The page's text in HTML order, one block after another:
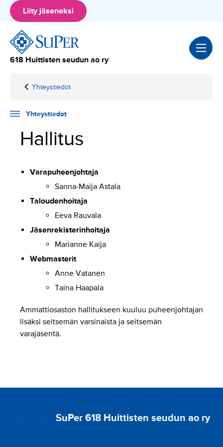
Hyppää
sisältöön
Liity jäseneksi
618 Huittisten seudun ao ry
Home
Yhteystiedot
Ammattiosaston
Yhteystiedot
Hallitus
Varapuheenjohtaja
Sanna-Maija Astala
Taloudenhoitaja
Eeva Rauvala
Jäsenrekisterinhoitaja
Marianne Kaija
Webmasterit
Anne Vatanen
Taina Haapala
Ammattiosaston hallitukseen kuuluu puheenjohtajan
lisäksi seitsemän varsinaista ja seitsemän
varajäsentä.
SuPer 618 Huittisten seudun ao ry